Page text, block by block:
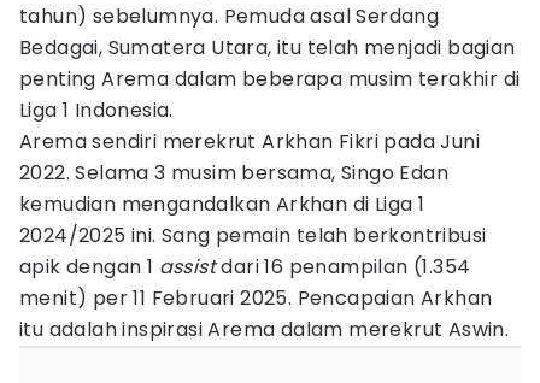
tahun) sebelumnya. Pemuda asal Serdang
Bedagai, Sumatera Utara, itu telah menjadi bagian
penting Arema dalam beberapa musim terakhir di
Liga 1 Indonesia.
Arema sendiri merekrut Arkhan Fikri pada Juni
2022. Selama 3 musim bersama, Singo Edan
kemudian mengandalkan Arkhan di Liga 1
2024/2025 ini. Sang pemain telah berkontribusi
apik dengan 1 assistdari 16 penampilan (1.354
menit) per 11 Februari 2025. Pencapaian Arkhan
itu adalah inspirasi Arema dalam merekrut Aswin.